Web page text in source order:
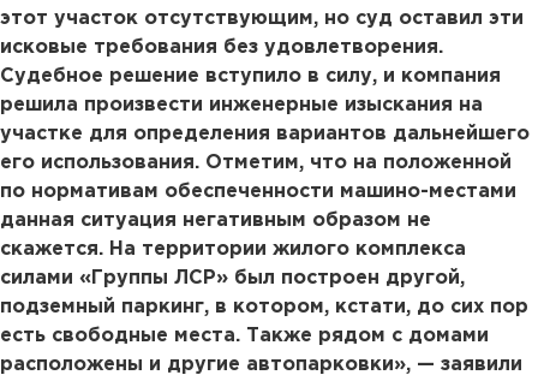
этот участок отсутствующим, но суд оставил эти
исковые требования без удовлетворения.
Судебное решение вступило в силу, и компания
решила произвести инженерные изыскания на
участке для определения вариантов дальнейшего
его использования. Отметим, что на положенной
по нормативам обеспеченности машино-местами
данная ситуация негативным образом не
скажется. На территории жилого комплекса
силами «Группы ЛСР» был построен другой,
подземный паркинг, в котором, кстати, до сих пор
есть свободные места. Также рядом с домами
расположены и другие автопарковки», — заявили